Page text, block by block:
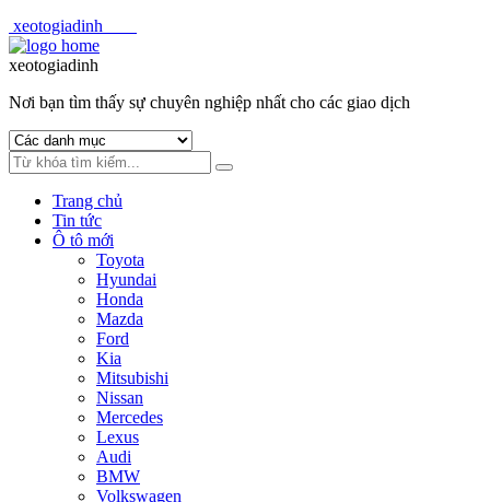
xeotogiadinh
Skip
to
Skip
to
xeotogiadinh
Nơi bạn tìm thấy sự chuyên nghiệp nhất cho các giao dịch
Trang chủ
Tin tức
Ô tô mới
Toyota
Hyundai
Honda
Mazda
Ford
Kia
Mitsubishi
Nissan
Mercedes
Lexus
Audi
BMW
Volkswagen